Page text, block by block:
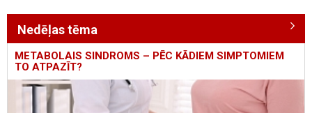
Nedēļas tēma
METABOLAIS SINDROMS – PĒC KĀDIEM SIMPTOMIEM
TO ATPAZĪT?